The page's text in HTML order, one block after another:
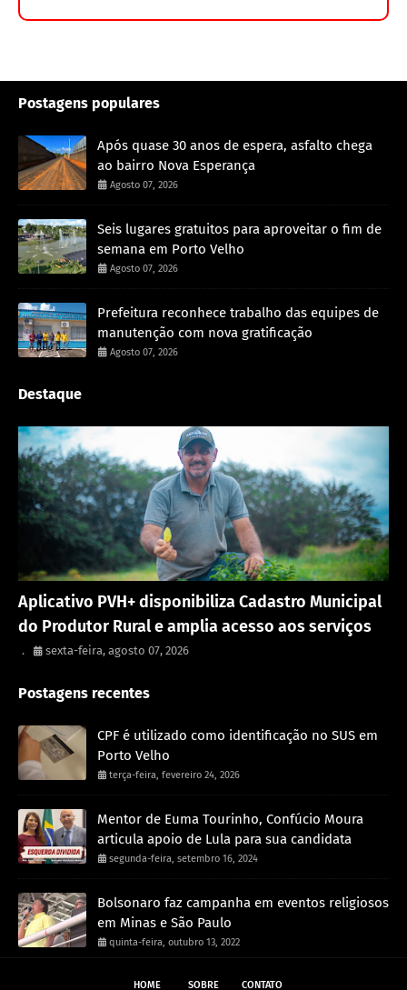
Postagens populares
Após quase 30 anos de espera, asfalto chega
ao bairro Nova Esperança
Agosto 07, 2026
Seis lugares gratuitos para aproveitar o fim de
semana em Porto Velho
Agosto 07, 2026
Prefeitura reconhece trabalho das equipes de
manutenção com nova gratificação
Agosto 07, 2026
Destaque
Aplicativo PVH+ disponibiliza Cadastro Municipal
do Produtor Rural e amplia acesso aos serviços
. sexta-feira, agosto 07, 2026
Postagens recentes
CPF é utilizado como identificação no SUS em
Porto Velho
terça-feira, fevereiro 24, 2026
Mentor de Euma Tourinho, Confúcio Moura
articula apoio de Lula para sua candidata
segunda-feira, setembro 16, 2024
Bolsonaro faz campanha em eventos religiosos
em Minas e São Paulo
quinta-feira, outubro 13, 2022
HOME SOBRE CONTATO